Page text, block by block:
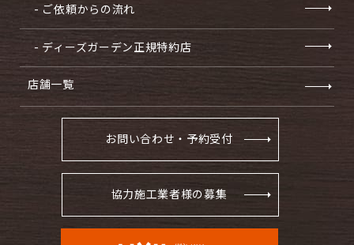
- ご依頼からの流れ
- ディーズガーデン正規特約店
店舗一覧
お問い合わせ・予約受付
協力施工業者様の募集